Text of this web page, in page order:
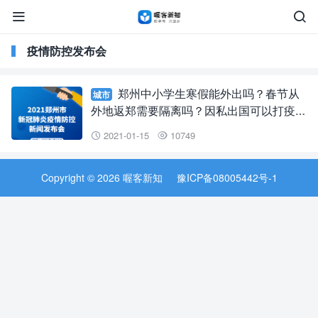


疫情防控发布会
城市
郑州中小学生寒假能外出吗？春节从
外地返郑需要隔离吗？因私出国可以打疫苗
吗？这场发布会一一解答
 2021-01-15  10749
Copyright © 2026 喔客新知 豫ICP备08005442号-1